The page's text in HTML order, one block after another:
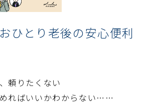
ひとり老後の安心便利
頼りたくない
ればいいかわからない……